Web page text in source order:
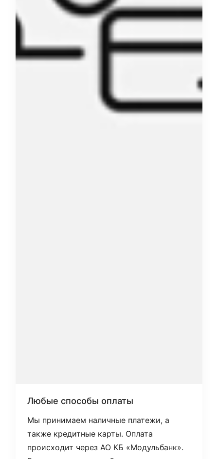
Любые способы оплаты
Мы принимаем наличные платежи, а
также кредитные карты. Оплата
происходит через АО КБ «Модульбанк».